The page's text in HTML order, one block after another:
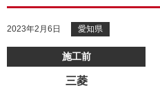
2023年2月6日 愛知県
施工前
三菱